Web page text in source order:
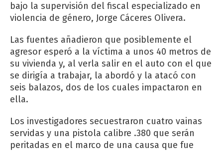
bajo la supervisión del fiscal especializado en
violencia de género, Jorge Cáceres Olivera.
Las fuentes añadieron que posiblemente el
agresor esperó a la víctima a unos 40 metros de
su vivienda y, al verla salir en el auto con el que
se dirigía a trabajar, la abordó y la atacó con
seis balazos, dos de los cuales impactaron en
ella.
Los investigadores secuestraron cuatro vainas
servidas y una pistola calibre .380 que serán
peritadas en el marco de una causa que fue